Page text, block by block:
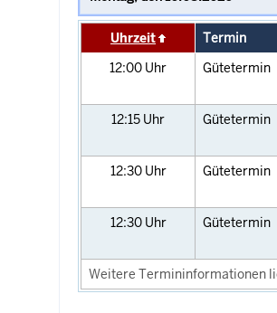
Uhrzeit Termin
12:00 Uhr Gütetermin
12:15 Uhr Gütetermin
12:30 Uhr Gütetermin
12:30 Uhr Gütetermin
Weitere Termininformationen